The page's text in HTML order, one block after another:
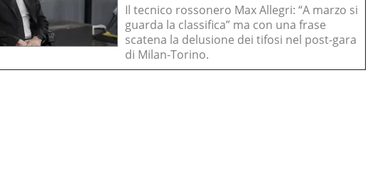
Il tecnico rossonero Max Allegri: “A marzo si
guarda la classifica” ma con una frase
scatena la delusione dei tifosi nel post-gara
di Milan-Torino.